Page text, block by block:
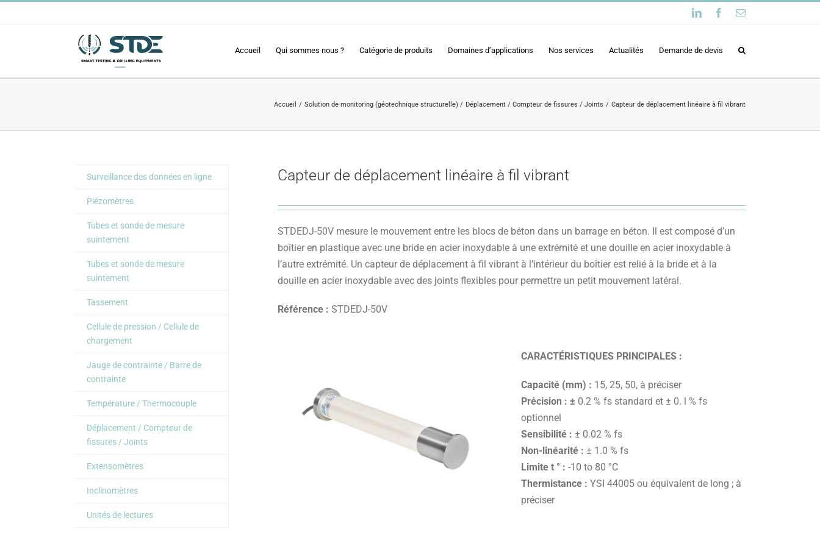
au
LinkedInFacebook
Email
Accueil Qui sommes nous ? Catégorie de produits Domaines d’applications Nos services Actualités Demande de devis
Accueil Solution de monitoring (géotechnique structurelle) Déplacement / Compteur de fissures / Joints Capteur de déplacement linéaire à fil vibrant
Capteur de déplacement linéaire à fil vibrant
STDEDJ-50V mesure le mouvement entre les blocs de béton dans un barrage en béton. Il est composé d’un
boîtier en plastique avec une bride en acier inoxydable à une extrémité et une douille en acier inoxydable à
l’autre extrémité. Un capteur de déplacement à fil vibrant à l’intérieur du boîtier est relié à la bride et à la
douille en acier inoxydable avec des joints flexibles pour permettre un petit mouvement latéral.
Référence : STDEDJ-50V
CARACTÉRISTIQUES PRINCIPALES :
Capacité (mm) : 15, 25, 50, à préciser
Précision : ± 0.2 % fs standard et ± 0. l % fs
optionnel
Sensibilité : ± 0.02 % fs
Non-linéarité : ± 1.0 % fs
Limite t ° : -10 to 80 °C
Thermistance : YSI 44005 ou équivalent de long ; à
préciser
Surveillance des données en ligne
Piézomètres
Tubes et sonde de mesure
suintement
Tubes et sonde de mesure
suintement
Tassement
Cellule de pression / Cellule de
chargement
Jauge de contrainte / Barre de
contrainte
Température / Thermocouple
Déplacement / Compteur de
fissures / Joints
Extensomètres
Inclinomètres
Unités de lectures